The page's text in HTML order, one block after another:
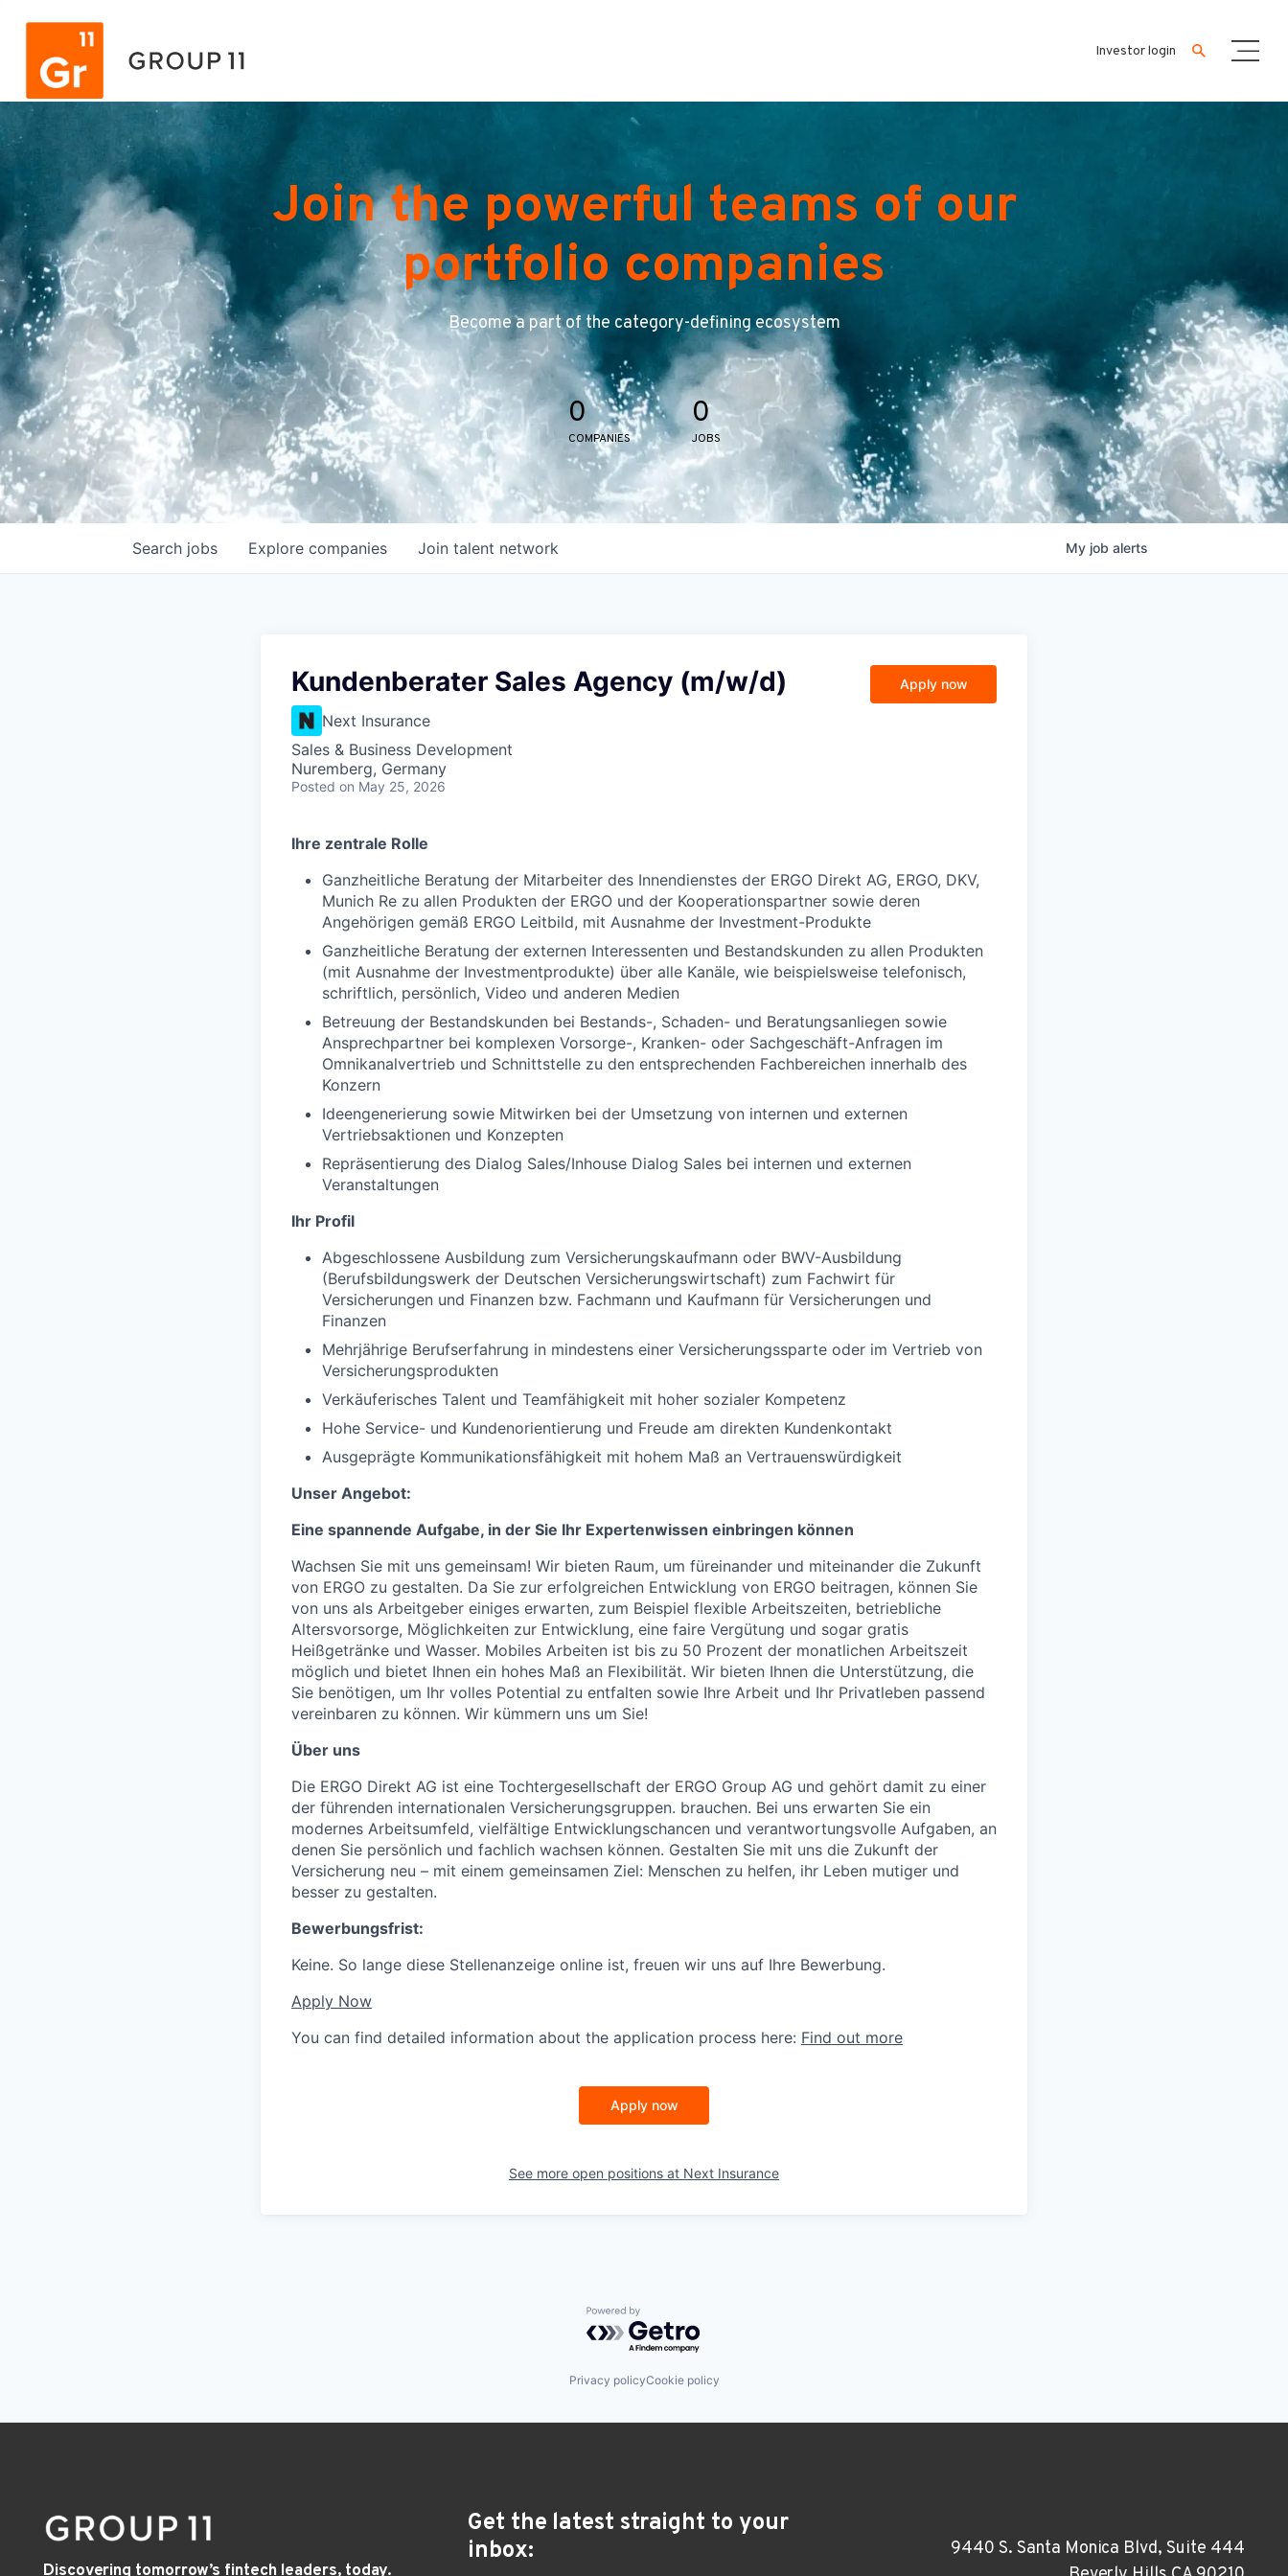
Investor login
Join the powerful teams of our
portfolio companies
Become a part of the category-defining ecosystem
0
COMPANIES
0
JOBS
Search jobs Explore companies Join talent network My job alerts
Kundenberater Sales Agency (m/w/d)
Next Insurance
Sales & Business Development
Nuremberg, Germany
Posted on May 25, 2026
Apply now
Ihre zentrale Rolle
Ganzheitliche Beratung der Mitarbeiter des Innendienstes der ERGO Direkt AG, ERGO, DKV,
Munich Re zu allen Produkten der ERGO und der Kooperationspartner sowie deren
Angehörigen gemäß ERGO Leitbild, mit Ausnahme der Investment-Produkte
Ganzheitliche Beratung der externen Interessenten und Bestandskunden zu allen Produkten
(mit Ausnahme der Investmentprodukte) über alle Kanäle, wie beispielsweise telefonisch,
schriftlich, persönlich, Video und anderen Medien
Betreuung der Bestandskunden bei Bestands-, Schaden- und Beratungsanliegen sowie
Ansprechpartner bei komplexen Vorsorge-, Kranken- oder Sachgeschäft-Anfragen im
Omnikanalvertrieb und Schnittstelle zu den entsprechenden Fachbereichen innerhalb des
Konzern
Ideengenerierung sowie Mitwirken bei der Umsetzung von internen und externen
Vertriebsaktionen und Konzepten
Repräsentierung des Dialog Sales/Inhouse Dialog Sales bei internen und externen
Veranstaltungen
Ihr Profil
Abgeschlossene Ausbildung zum Versicherungskaufmann oder BWV-Ausbildung
(Berufsbildungswerk der Deutschen Versicherungswirtschaft) zum Fachwirt für
Versicherungen und Finanzen bzw. Fachmann und Kaufmann für Versicherungen und
Finanzen
Mehrjährige Berufserfahrung in mindestens einer Versicherungssparte oder im Vertrieb von
Versicherungsprodukten
Verkäuferisches Talent und Teamfähigkeit mit hoher sozialer Kompetenz
Hohe Service- und Kundenorientierung und Freude am direkten Kundenkontakt
Ausgeprägte Kommunikationsfähigkeit mit hohem Maß an Vertrauenswürdigkeit
Unser Angebot:
Eine spannende Aufgabe, in der Sie Ihr Expertenwissen einbringen können
Wachsen Sie mit uns gemeinsam! Wir bieten Raum, um füreinander und miteinander die Zukunft
von ERGO zu gestalten. Da Sie zur erfolgreichen Entwicklung von ERGO beitragen, können Sie
von uns als Arbeitgeber einiges erwarten, zum Beispiel flexible Arbeitszeiten, betriebliche
Altersvorsorge, Möglichkeiten zur Entwicklung, eine faire Vergütung und sogar gratis
Heißgetränke und Wasser. Mobiles Arbeiten ist bis zu 50 Prozent der monatlichen Arbeitszeit
möglich und bietet Ihnen ein hohes Maß an Flexibilität. Wir bieten Ihnen die Unterstützung, die
Sie benötigen, um Ihr volles Potential zu entfalten sowie Ihre Arbeit und Ihr Privatleben passend
vereinbaren zu können. Wir kümmern uns um Sie!
Über uns
Die ERGO Direkt AG ist eine Tochtergesellschaft der ERGO Group AG und gehört damit zu einer
der führenden internationalen Versicherungsgruppen. brauchen. Bei uns erwarten Sie ein
modernes Arbeitsumfeld, vielfältige Entwicklungschancen und verantwortungsvolle Aufgaben, an
denen Sie persönlich und fachlich wachsen können. Gestalten Sie mit uns die Zukunft der
Versicherung neu – mit einem gemeinsamen Ziel: Menschen zu helfen, ihr Leben mutiger und
besser zu gestalten.
Bewerbungsfrist:
Keine. So lange diese Stellenanzeige online ist, freuen wir uns auf Ihre Bewerbung.
Apply Now
You can find detailed information about the application process here: Find out more
Apply now
See more open positions at Next Insurance
Powered by Getro.com
Privacy policyCookie policy
Discovering tomorrow’s fintech leaders, today.
Get the latest straight to your
inbox:
9440 S. Santa Monica Blvd, Suite 444